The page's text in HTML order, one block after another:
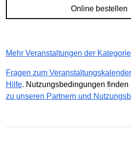
Online bestellen
Mehr Veranstaltungen der
Fragen zum
Hilfe. Nutzungsbedingungen finden
zu unseren Partnern und